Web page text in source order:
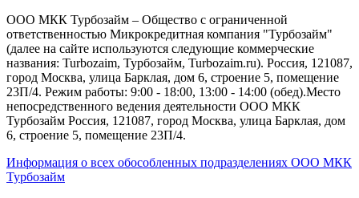
ООО МКК Турбозайм – Общество с ограниченной
ответственностью Микрокредитная компания "Турбозайм"
(далее на сайте используются следующие коммерческие
названия: Turbozaim, Турбозайм, Turbozaim.ru). Россия, 121087,
город Москва, улица Барклая, дом 6, строение 5, помещение
23П/4. Режим работы: 9:00 - 18:00, 13:00 - 14:00 (обед).Место
непосредственного ведения деятельности ООО МКК
Турбозайм Россия, 121087, город Москва, улица Барклая, дом
6, строение 5, помещение 23П/4.
Информация о всех обособленных подразделениях ООО МКК
Турбозайм